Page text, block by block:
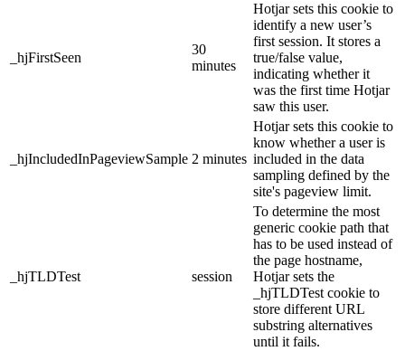
_hjFirstSeen
30
minutes
Hotjar sets this cookie to
identify a new user’s
first session. It stores a
true/false value,
indicating whether it
was the first time Hotjar
saw this user.
_hjIncludedInPageviewSample 2 minutes
Hotjar sets this cookie to
know whether a user is
included in the data
sampling defined by the
site's pageview limit.
_hjTLDTest session
To determine the most
generic cookie path that
has to be used instead of
the page hostname,
Hotjar sets the
_hjTLDTest cookie to
store different URL
substring alternatives
until it fails.